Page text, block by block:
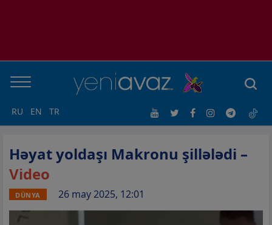
RU EN TR
Həyat yoldaşı Makronu şillələdi –
Video
DÜNYA 26 may 2025, 12:01